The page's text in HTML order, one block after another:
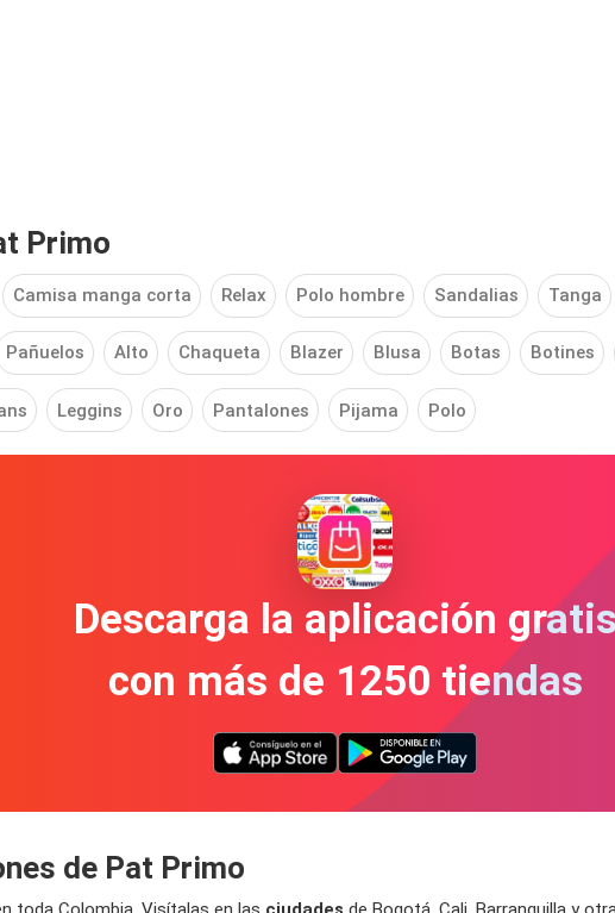
Primo
Camisa manga corta Relax Polo hombre Sandalias Tanga
Pañuelos Alto Chaqueta Blazer Blusa Botas Botines
Leggins Oro Pantalones Pijama Polo
Descarga la aplicación gratis
con más de 1250 tiendas
de Pat Primo